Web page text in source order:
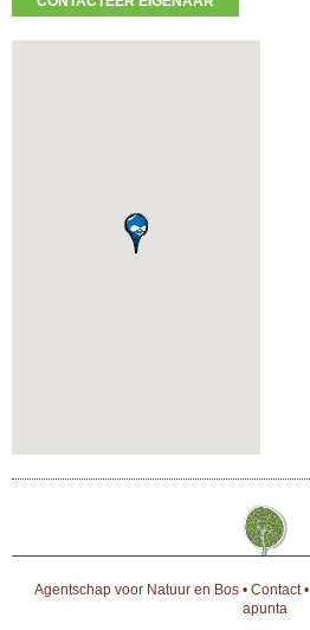
Agentschap voor Natuur en Bos• Contact•
apunta